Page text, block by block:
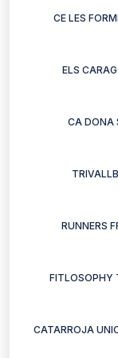
CE LES
ELS
CA DONA
RUNNERS
FITLOSOPHY
CATARROJA